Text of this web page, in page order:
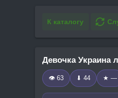
К каталогу
Девочка Украина
👁 63 ⬇ 44 ★ —